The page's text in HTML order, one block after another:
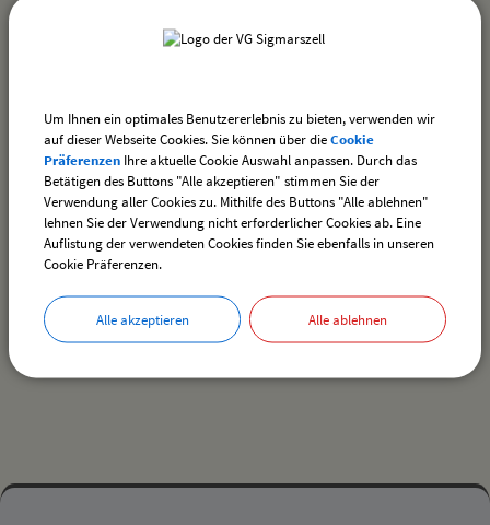
bis:
Es wurden keine Veranstaltungen gefunden.
druckennach oben
Um Ihnen ein optimales Benutzererlebnis zu bieten, verwenden wir
auf dieser Webseite Cookies. Sie können über dieCookie
Präferenzen Ihre aktuelle Cookie Auswahl anpassen. Durch das
Betätigen des Buttons "Alle akzeptieren" stimmen Sie der
Verwendung aller Cookies zu. Mithilfe des Buttons "Alle ablehnen"
lehnen Sie der Verwendung nicht erforderlicher Cookies ab. Eine
Auflistung der verwendeten Cookies finden Sie ebenfalls in unseren
Cookie Präferenzen.
Alle akzeptieren Alle ablehnen